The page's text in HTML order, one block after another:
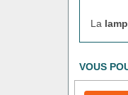
La
VOUS